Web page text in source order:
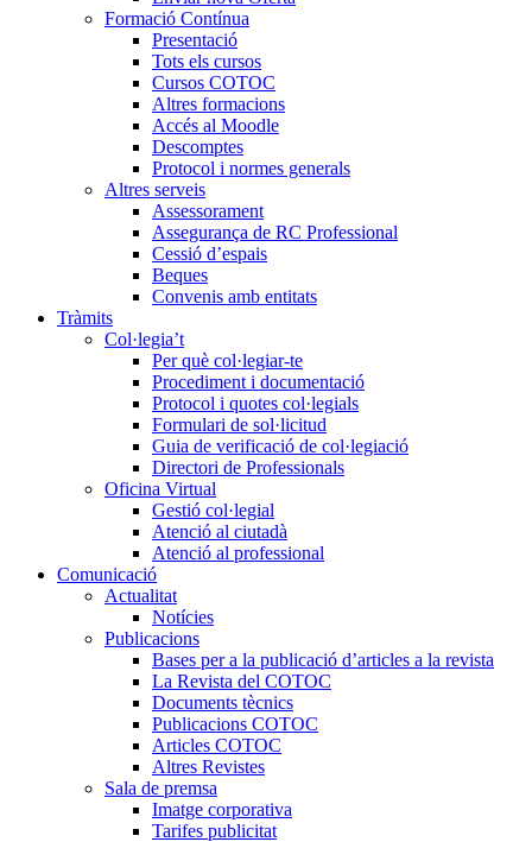
Formació Contínua
Presentació
Tots els cursos
Cursos COTOC
Altres formacions
Accés al Moodle
Descomptes
Protocol i normes generals
Altres serveis
Assessorament
Assegurança de RC Professional
Cessió d’espais
Beques
Convenis amb entitats
Tràmits
Col·legia’t
Per què col·legiar-te
Procediment i documentació
Protocol i quotes col·legials
Formulari de sol·licitud
Guia de verificació de col·legiació
Directori de Professionals
Oficina Virtual
Gestió col·legial
Atenció al ciutadà
Atenció al professional
Comunicació
Actualitat
Notícies
Publicacions
Bases per a la publicació d’articles a la revista
La Revista del COTOC
Documents tècnics
Publicacions COTOC
Articles COTOC
Altres Revistes
Sala de premsa
Imatge corporativa
Tarifes publicitat